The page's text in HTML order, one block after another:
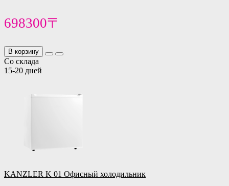
698300〒
В корзину
Со склада
15-20 дней
KANZLER K 01 Офисный холодильник